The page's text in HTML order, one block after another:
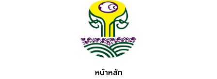
หน้าหลัก